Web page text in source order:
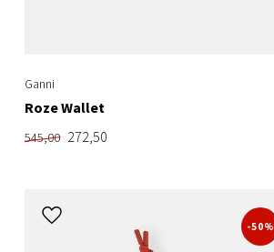
Ganni
Roze Wallet
545,00 272,50
-50%